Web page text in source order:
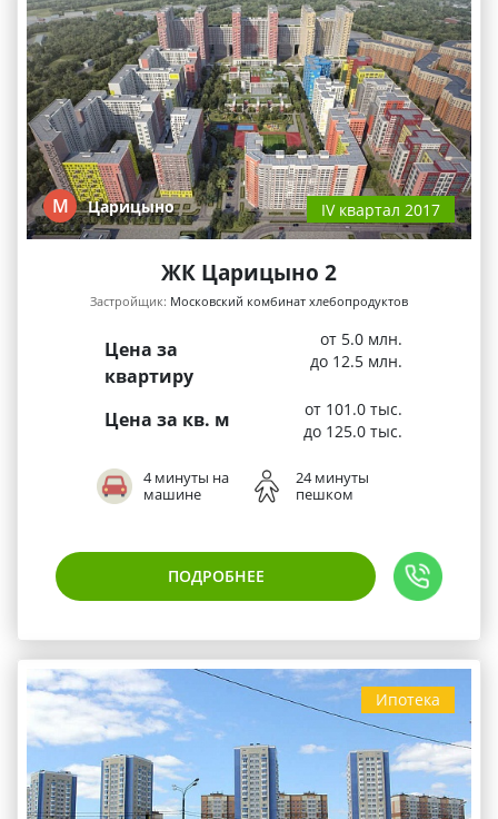
М Царицыно IV квартал 2017
ЖК Царицыно 2
Застройщик: Московский комбинат хлебопродуктов
Цена за
квартиру
от 5.0 млн.
до 12.5 млн.
Цена за кв. м
от 101.0 тыс.
до 125.0 тыс.
4 минуты на
машине
24 минуты
пешком
ПОДРОБНЕЕ
Ипотека